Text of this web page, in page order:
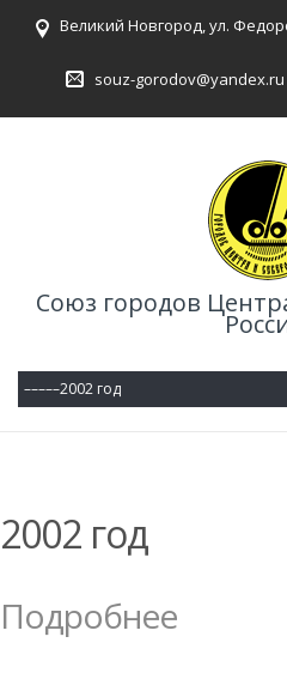
Великий Новгород, ул.
souz-gorodov@yandex.ru
Союз городов
2002 год
Подробнее